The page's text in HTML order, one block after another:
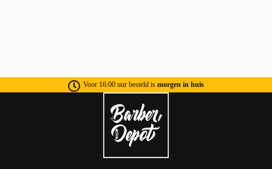
Voor 16:00 uur besteld is morgen in huis